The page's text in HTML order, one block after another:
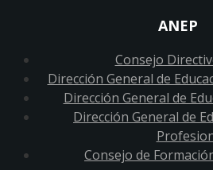
ANEP
Consejo
Dirección General de
Dirección General de
Dirección General de
Consejo de